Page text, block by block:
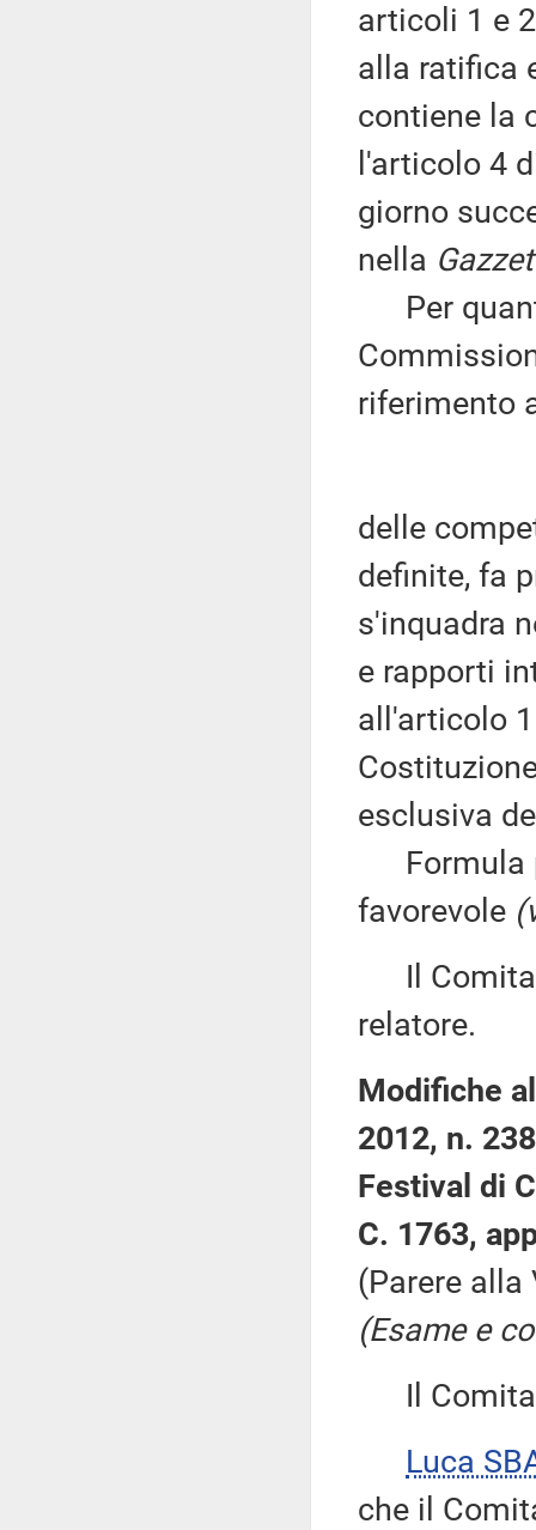
articoli 1 e
alla ratifica
contiene la
l'articolo 4
giorno
nella
Per
riferimento
delle
definite, fa
s'inquadra
e rapporti
all'articolo
esclusiva
Formula
favorevole
Il
relatore.
Modifiche
2012, n.
Festival di
C. 1763,
(Parere alla
(Esame e
Il
Luca
che il